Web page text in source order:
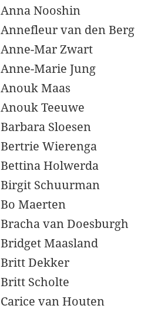
Anna Nooshin
Annefleur van den Berg
Anne-Mar Zwart
Anne-Marie Jung
Anouk Maas
Anouk Teeuwe
Barbara Sloesen
Bertrie Wierenga
Bettina Holwerda
Birgit Schuurman
Bo Maerten
Bracha van Doesburgh
Bridget Maasland
Britt Dekker
Britt Scholte
Carice van Houten